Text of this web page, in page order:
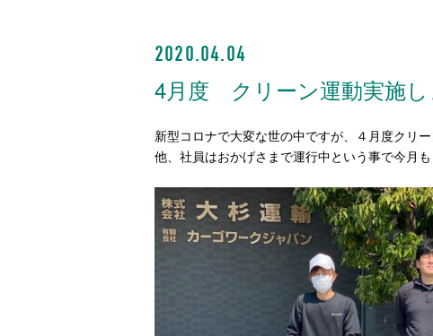
2020.04.04
4月度 クリーン運動実施し
新型コロナで大変な世の中ですが、４月度クリ
他、社員はおかげさまで運行中という事で今月